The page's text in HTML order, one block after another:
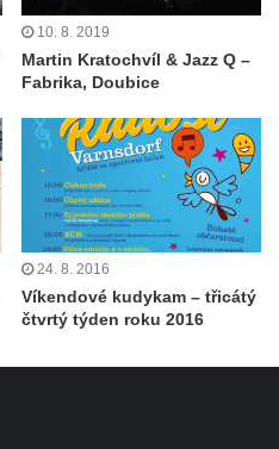
10. 8. 2019
Martin Kratochvíl & Jazz Q –
Fabrika, Doubice
24. 8. 2016
Víkendové kudykam – třicátý
čtvrtý týden roku 2016